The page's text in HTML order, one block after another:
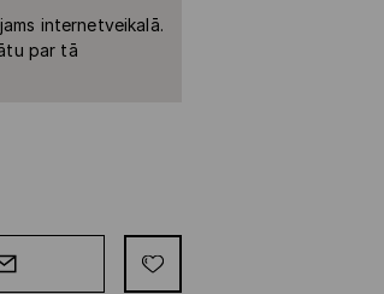
internetveikalā.
par tā